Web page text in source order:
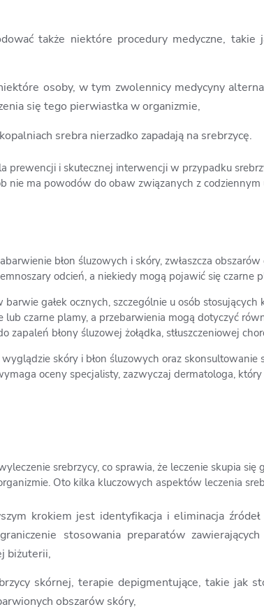
także niektóre procedury medyczne, takie
osoby, w tym zwolennicy medycyny
się tego pierwiastka w organizmie,
srebra nierzadko zapadają na srebrzycę.
prewencji i skutecznej interwencji w przypadku
nie ma powodów do obaw związanych z
błon śluzowych i skóry, zwłaszcza
odcień, a niekiedy mogą pojawić się czarne
gałek ocznych, szczególnie u osób stosujących
lub czarne plamy, a przebarwienia mogą dotyczyć
zapaleń błony śluzowej żołądka, stłuszczeniowej
skóry i błon śluzowych oraz
oceny specjalisty, zazwyczaj dermatologa,
srebrzycy, co sprawia, że leczenie skupia się
Oto kilka kluczowych aspektów leczenia
krokiem jest identyfikacja i eliminacja
stosowania preparatów
biżuterii,
skórnej, terapie depigmentujące, takie jak
obszarów skóry,